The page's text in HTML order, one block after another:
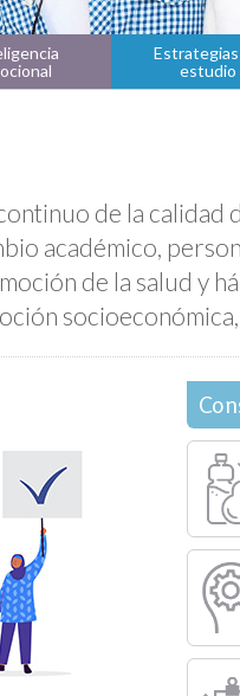
estudio
de la calidad
académico,
de la salud y